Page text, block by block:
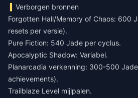
Verborgen bronnen
Forgotten Hall/Memory of Chaos: 600
resets per versie).
Pure Fiction: 540 Jade per cyclus.
Apocalyptic Shadow: Variabel.
Planarcadia verkenning: 300-500
achievements).
Trailblaze Level mijlpalen.